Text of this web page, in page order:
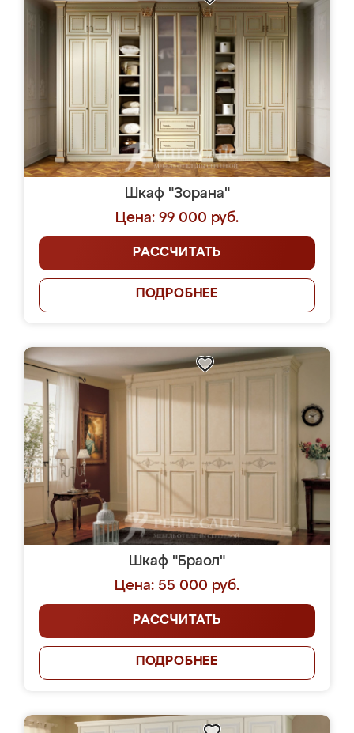
Шкаф "Зорана"
Цена: 99 000 руб.
РАССЧИТАТЬ
ПОДРОБНЕЕ
Шкаф "Браол"
Цена: 55 000 руб.
РАССЧИТАТЬ
ПОДРОБНЕЕ